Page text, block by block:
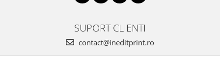
SUPORT CLIENTI
contact@ineditprint.ro